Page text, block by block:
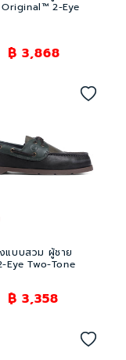
2-Eye
ราคา
฿ 3,868
แบบสวม ผู้ชาย
Eye Two-Tone
ราคา
฿ 3,358